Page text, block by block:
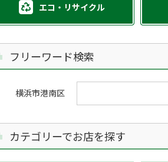
エコ・リサイクル
フリーワード検索
横浜市港南区
カテゴリーでお店を探す